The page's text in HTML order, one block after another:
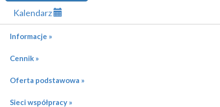
Kalendarz
Informacje »
Cennik »
Oferta podstawowa »
Sieci współpracy »